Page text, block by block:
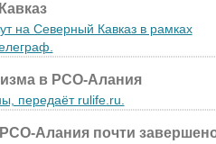
на Северный Кавказ в рамках
в РСО-Алания
передаёт rulife.ru.
Алания почти